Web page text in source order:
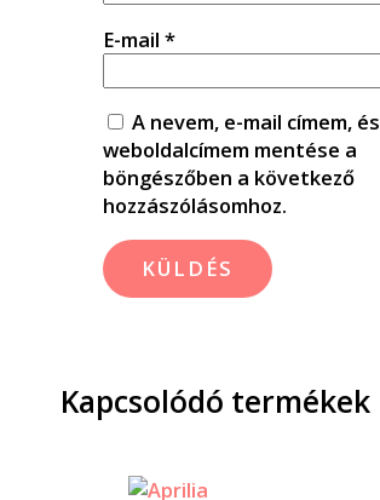
E-mail *
A nevem, e-mail címem, és
weboldalcímem mentése a
böngészőben a következő
hozzászólásomhoz.
Kapcsolódó termékek